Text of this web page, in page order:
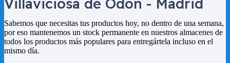
Villaviciosa de Odon - Madrid
Sabemos que necesitas tus productos hoy, no dentro de una semana,
por eso mantenemos un stock permanente en nuestros almacenes de
todos los productos más populares para entregártela incluso en el
mismo día.